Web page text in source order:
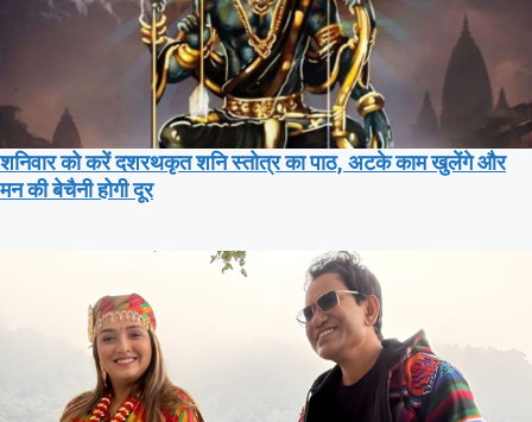
शनिवार को करें दशरथकृत शनि स्तोत्र का पाठ, अटके काम खुलेंगे और
मन की बेचैनी होगी दूर